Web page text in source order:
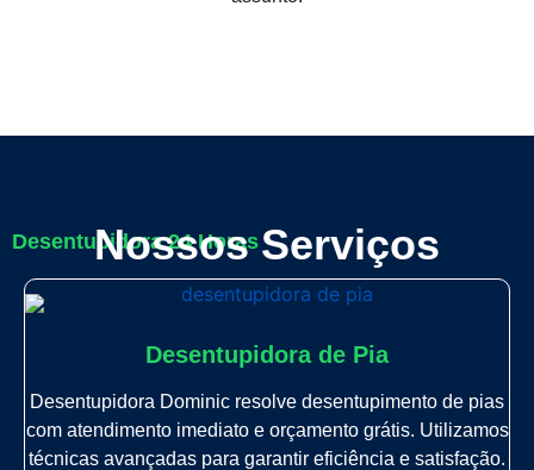
Desentupidora 24 Horas
Nossos Serviços
Desentupidora de Pia
Desentupidora Dominic resolve desentupimento de pias
com atendimento imediato e orçamento grátis. Utilizamos
técnicas avançadas para garantir eficiência e satisfação.